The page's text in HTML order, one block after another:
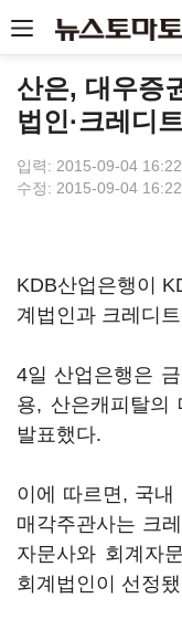
산은, 대우증
법인·크레디
입력: 2015-09-04
수정: 2015-09-04
KDB산업은행이
계법인과 크레디
4일 산업은행은
용, 산은캐피탈의
발표했다.
이에 따르면, 국내
매각주관사는 크
자문사와 회계자
회계법인이 선정